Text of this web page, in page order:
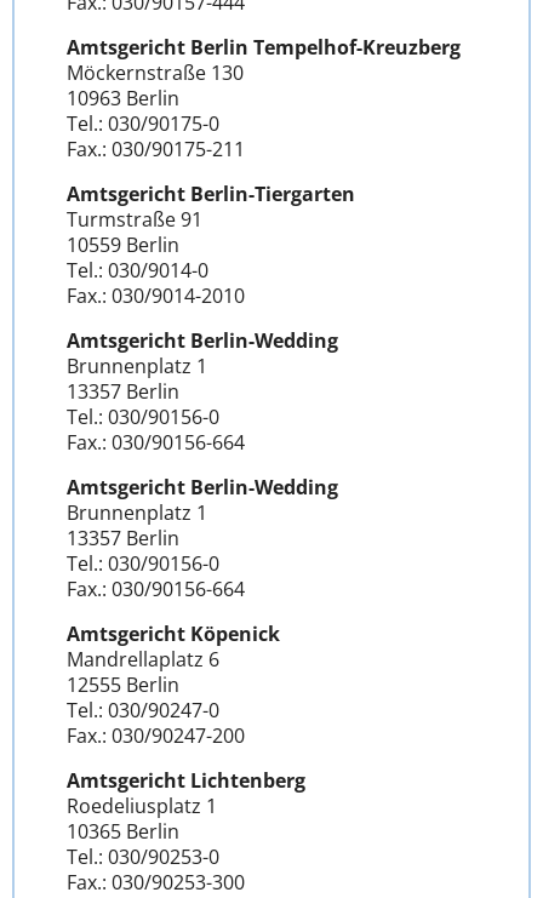
Amtsgericht Berlin Tempelhof-Kreuzberg
Möckernstraße 130
10963 Berlin
Tel.: 030/90175-0
Fax.: 030/90175-211
Amtsgericht Berlin-Tiergarten
Turmstraße 91
10559 Berlin
Tel.: 030/9014-0
Fax.: 030/9014-2010
Amtsgericht Berlin-Wedding
Brunnenplatz 1
13357 Berlin
Tel.: 030/90156-0
Fax.: 030/90156-664
Amtsgericht Berlin-Wedding
Brunnenplatz 1
13357 Berlin
Tel.: 030/90156-0
Fax.: 030/90156-664
Amtsgericht Köpenick
Mandrellaplatz 6
12555 Berlin
Tel.: 030/90247-0
Fax.: 030/90247-200
Amtsgericht Lichtenberg
Roedeliusplatz 1
10365 Berlin
Tel.: 030/90253-0
Fax.: 030/90253-300